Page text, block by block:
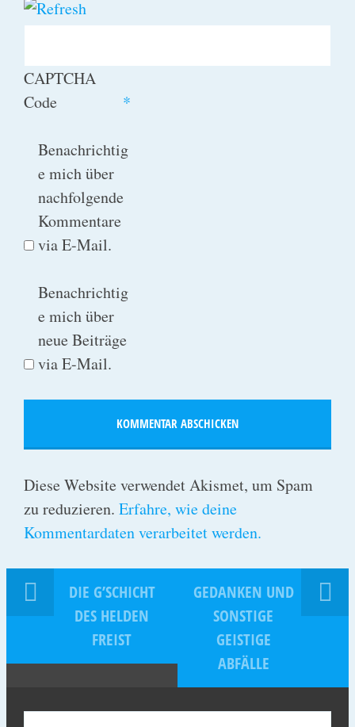
CAPTCHA
Code
*
Benachrichtig
e mich über
nachfolgende
Kommentare
via E-Mail.
Benachrichtig
e mich über
neue Beiträge
via E-Mail.
Diese Website verwendet Akismet, um Spam
zu reduzieren. Erfahre, wie deine
Kommentardaten verarbeitet werden.
DIE G’SCHICHT
DES HELDEN
FREIST
GEDANKEN UND
SONSTIGE
GEISTIGE
ABFÄLLE